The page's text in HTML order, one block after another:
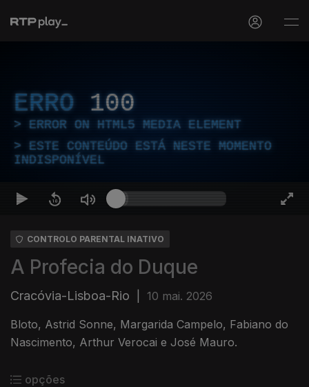
ERRO 100
ERROR ON HTML5 MEDIA ELEMENT
ESTE CONTEÚDO ESTÁ NESTE MOMENTO
INDISPONÍVEL
CONTROLO PARENTAL INATIVO
A Profecia do Duque
Cracóvia-Lisboa-Rio 10 mai. 2026
Bloto, Astrid Sonne, Margarida Campelo, Fabiano do
Nascimento, Arthur Verocai e José Mauro.
opções